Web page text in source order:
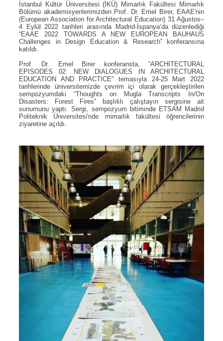
İstanbul Kültür Üniversitesi (İKÜ) Mimarlık Fakültesi Mimarlık
Bölümü akademisyenlerimizden Prof. Dr. Emel Birer, EAAE'nin
(European Association for Architectural Education) 31 Ağustos–
4 Eylül 2022 tarihleri arasında Madrid-İspanya’da düzenlediği
“EAAE 2022 TOWARDS A NEW EUROPEAN BAUHAUS
Challenges in Design Education & Research” konferansına
katıldı.
Prof. Dr. Emel Birer konferansta, “ARCHITECTURAL
EPISODES 02: NEW DIALOGUES IN ARCHITECTURAL
EDUCATION AND PRACTICE” temasıyla 24-25 Mart 2022
tarihlerinde üniversitemizde çevrim içi olarak gerçekleştirilen
sempozyumdaki “Thoughts on Mugla Transcripts In/On
Disasters: Forest Fires” başlıklı çalıştayın sergisine ait
sunumunu yaptı. Sergi, sempozyum bitiminde ETSAM Madrid
Politeknik Üniversitesi'nde mimarlık fakültesi öğrencilerinin
ziyaretine açıldı.